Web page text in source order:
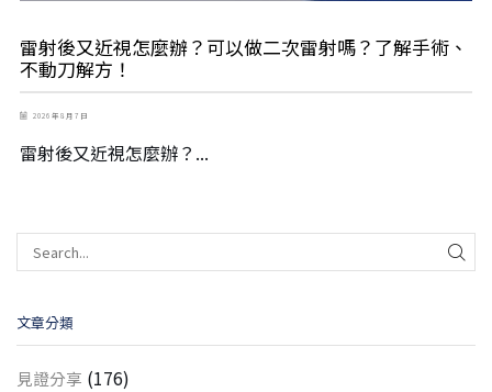
雷射後又近視怎麼辦？可以做二次雷射嗎？了解手術、
不動刀解方！
2026 年 8 月 7 日
雷射後又近視怎麼辦？...
文章分類
見證分享 (176)